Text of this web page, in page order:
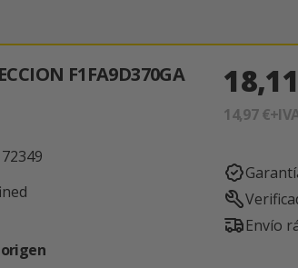
F1FA9D370GA
14,97 €
Envío